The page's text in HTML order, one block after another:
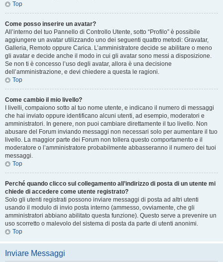
Top
Come posso inserire un avatar?
All’interno del tuo Pannello di Controllo Utente, sotto “Profilo” è possibile
aggiungere un avatar utilizzando uno dei seguenti quattro metodi: Gravatar,
Galleria, Remoto oppure Carica. L’amministratore decide se abilitare o meno
gli avatar e decide anche il modo in cui gli avatar sono messi a disposizione.
Se non ti è concesso l’uso degli avatar, allora è una decisione
dell’amministrazione, e devi chiedere a questa le ragioni.
Top
Come cambio il mio livello?
I livelli, compaiono sotto al tuo nome utente, e indicano il numero di messaggi
che hai inviato oppure identificano alcuni utenti, ad esempio, moderatori e
amministratori. In genere, non puoi cambiare direttamente il tuo livello. Non
abusare del Forum inviando messaggi non necessari solo per aumentare il tuo
livello. La maggior parte dei Forum non tollera questo comportamento e il
moderatore o l’amministratore probabilmente abbasseranno il numero dei tuoi
messaggi.
Top
Perché quando clicco sul collegamento all’indirizzo di posta di un utente mi
chiede di accedere come utente registrato?
Solo gli utenti registrati possono inviare messaggi di posta ad altri utenti
usando il modulo di invio posta interno (ammesso, ovviamente, che gli
amministratori abbiano abilitato questa funzione). Questo serve a prevenire un
uso scorretto o malevolo del sistema di posta da parte di utenti anonimi.
Top
Inviare Messaggi